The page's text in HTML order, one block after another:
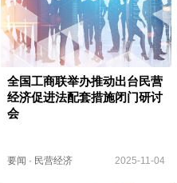
全国工商联举办推动出台民营
经济促进法配套措施闭门研讨
会
要闻 · 民营经济 2025-11-04